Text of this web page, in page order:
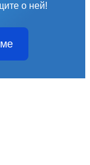
о ней!